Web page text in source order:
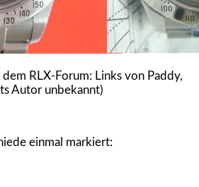
RLX-Forum: Links von Paddy,
Autor unbekannt)
einmal markiert: